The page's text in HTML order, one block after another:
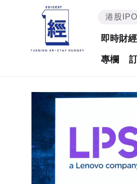
港股IPO
即時財經
專欄